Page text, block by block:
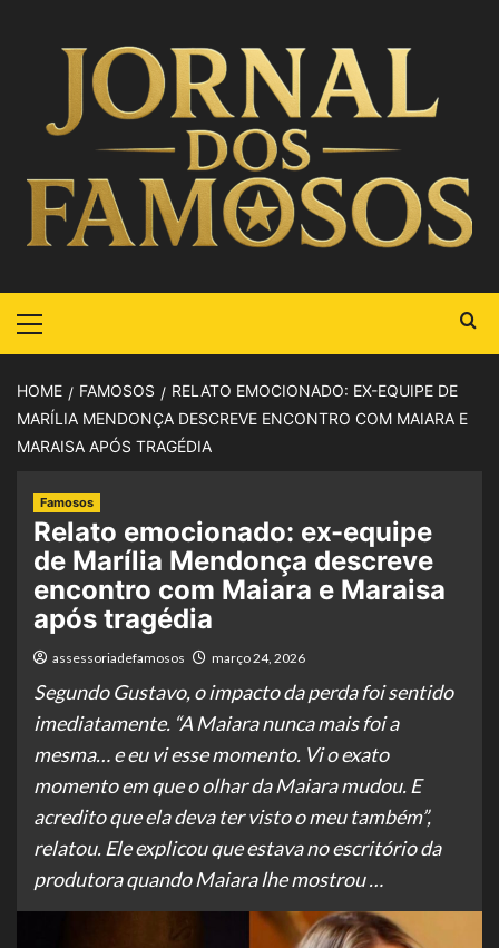
HOME FAMOSOS
RELATO EMOCIONADO: EX-EQUIPE DE
MARÍLIA MENDONÇA DESCREVE ENCONTRO COM MAIARA E
MARAISA APÓS TRAGÉDIA
Famosos
Relato emocionado: ex-equipe
de Marília Mendonça descreve
encontro com Maiara e Maraisa
após tragédia
assessoriadefamosos março 24, 2026
Segundo Gustavo, o impacto da perda foi sentido
imediatamente. “A Maiara nunca mais foi a
mesma… e eu vi esse momento. Vi o exato
momento em que o olhar da Maiara mudou. E
acredito que ela deva ter visto o meu também”,
relatou. Ele explicou que estava no escritório da
produtora quando Maiara lhe mostrou …